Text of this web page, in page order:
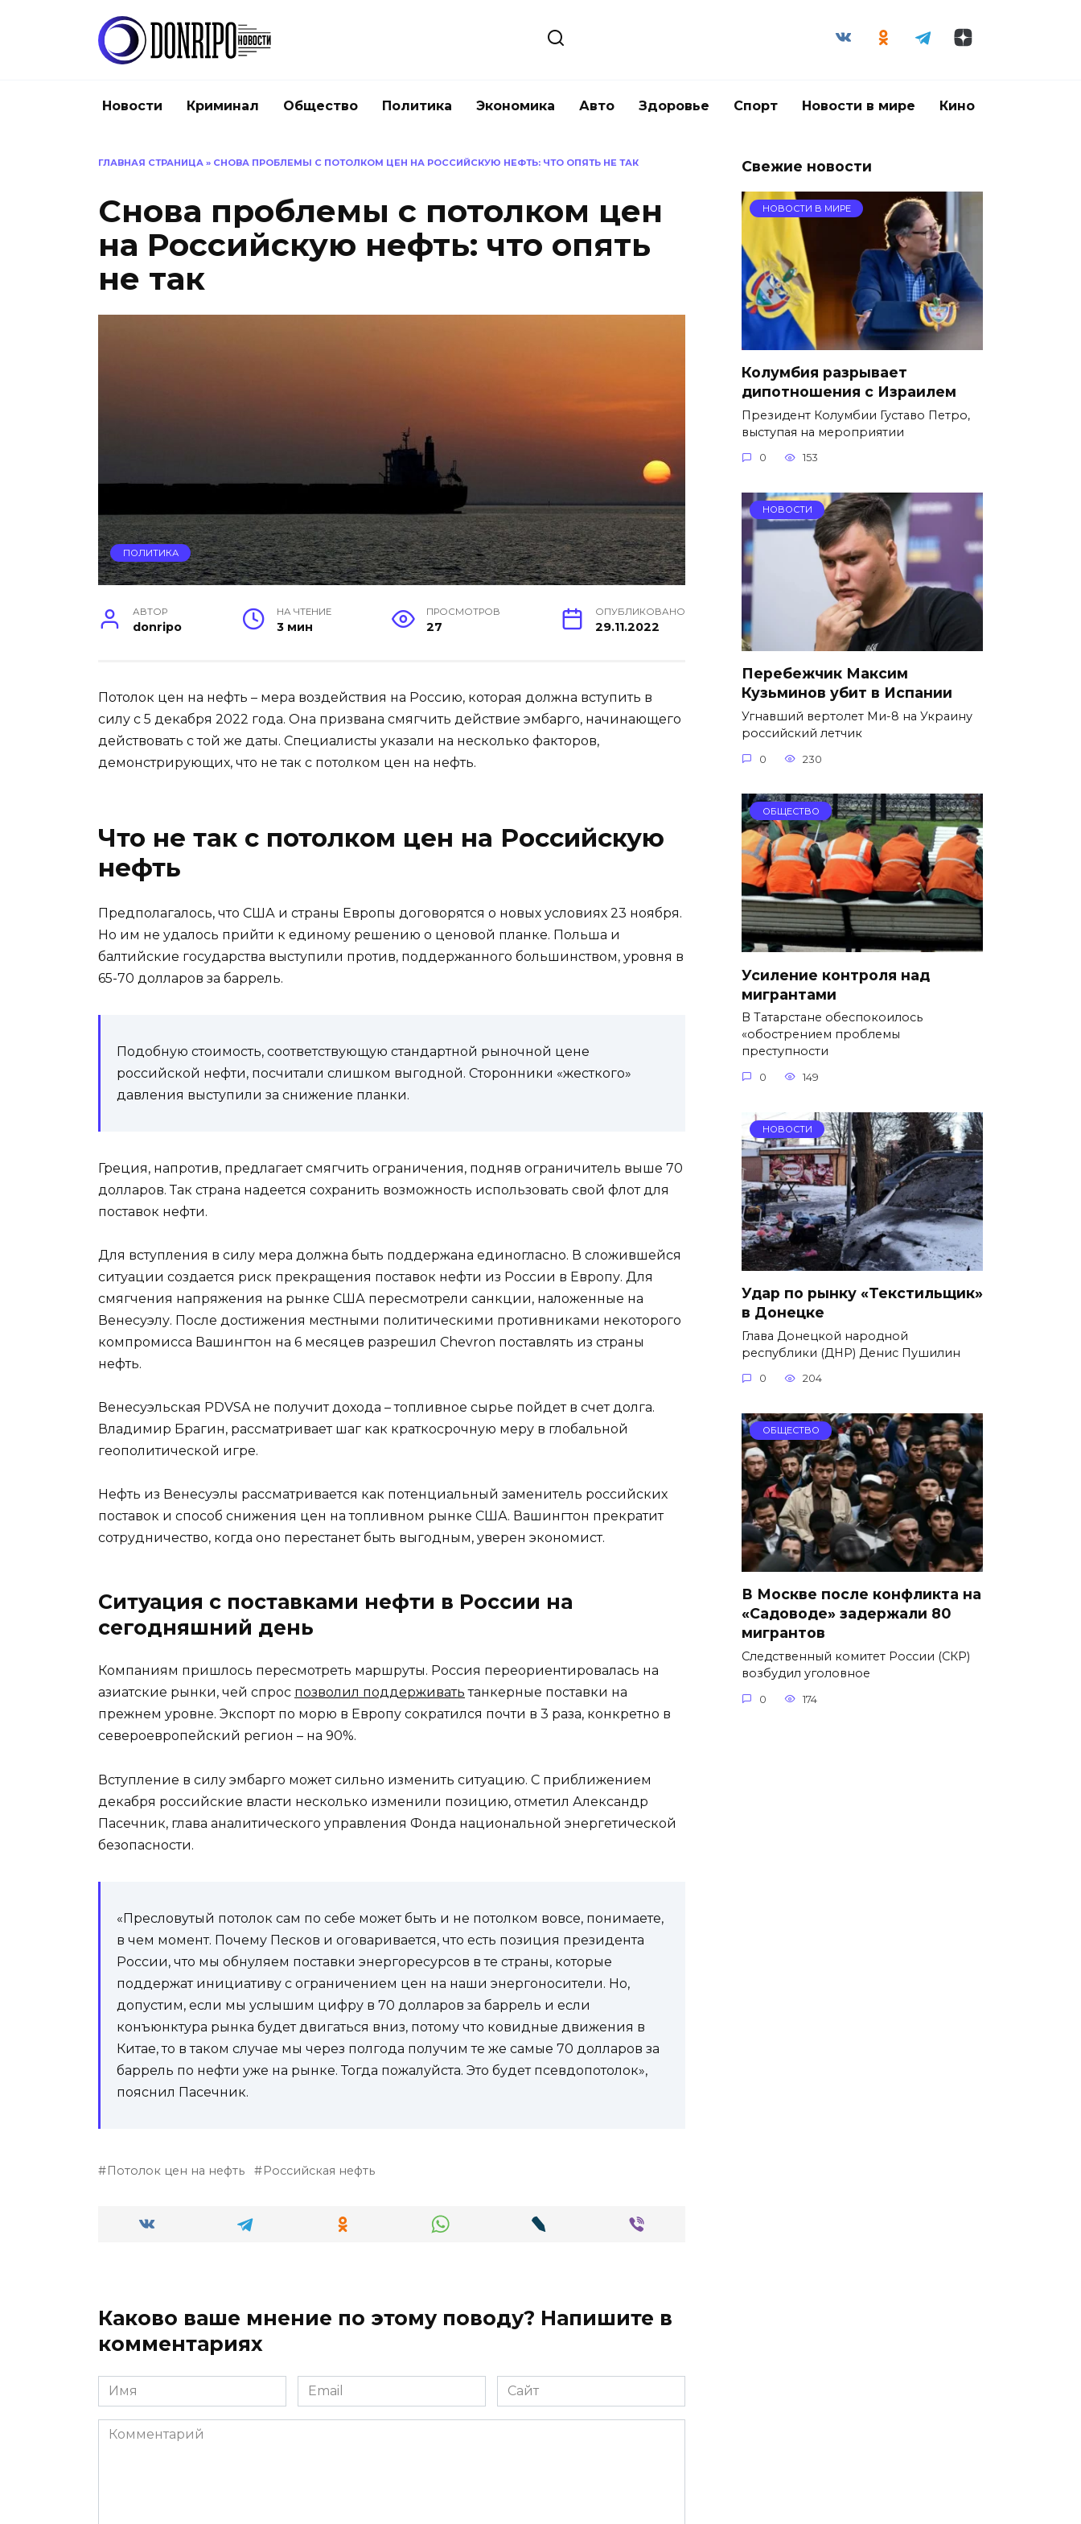
Новости Криминал Общество Политика Экономика Авто Здоровье Спорт Новости в мире Кино
ГЛАВНАЯ СТРАНИЦА » СНОВА ПРОБЛЕМЫ С ПОТОЛКОМ ЦЕН НА РОССИЙСКУЮ НЕФТЬ: ЧТО ОПЯТЬ НЕ ТАК
Снова проблемы с потолком цен
на Российскую нефть: что опять
не так
ПОЛИТИКА
АВТОР
donripo
НА ЧТЕНИЕ
3 мин
ПРОСМОТРОВ
27
ОПУБЛИКОВАНО
29.11.2022
Потолок цен на нефть – мера воздействия на Россию, которая должна вступить в
силу с 5 декабря 2022 года. Она призвана смягчить действие эмбарго, начинающего
действовать с той же даты. Специалисты указали на несколько факторов,
демонстрирующих, что не так с потолком цен на нефть.
Что не так с потолком цен на Российскую
нефть
Предполагалось, что США и страны Европы договорятся о новых условиях 23 ноября.
Но им не удалось прийти к единому решению о ценовой планке. Польша и
балтийские государства выступили против, поддержанного большинством, уровня в
65-70 долларов за баррель.
Подобную стоимость, соответствующую стандартной рыночной цене
российской нефти, посчитали слишком выгодной. Сторонники «жесткого»
давления выступили за снижение планки.
Греция, напротив, предлагает смягчить ограничения, подняв ограничитель выше 70
долларов. Так страна надеется сохранить возможность использовать свой флот для
поставок нефти.
Для вступления в силу мера должна быть поддержана единогласно. В сложившейся
ситуации создается риск прекращения поставок нефти из России в Европу. Для
смягчения напряжения на рынке США пересмотрели санкции, наложенные на
Венесуэлу. После достижения местными политическими противниками некоторого
компромисса Вашингтон на 6 месяцев разрешил Chevron поставлять из страны
нефть.
Венесуэльская PDVSA не получит дохода – топливное сырье пойдет в счет долга.
Владимир Брагин, рассматривает шаг как краткосрочную меру в глобальной
геополитической игре.
Нефть из Венесуэлы рассматривается как потенциальный заменитель российских
поставок и способ снижения цен на топливном рынке США. Вашингтон прекратит
сотрудничество, когда оно перестанет быть выгодным, уверен экономист.
Ситуация с поставками нефти в России на
сегодняшний день
Компаниям пришлось пересмотреть маршруты. Россия переориентировалась на
азиатские рынки, чей спрос позволил поддерживать танкерные поставки на
прежнем уровне. Экспорт по морю в Европу сократился почти в 3 раза, конкретно в
североевропейский регион – на 90%.
Вступление в силу эмбарго может сильно изменить ситуацию. С приближением
декабря российские власти несколько изменили позицию, отметил Александр
Пасечник, глава аналитического управления Фонда национальной энергетической
безопасности.
«Пресловутый потолок сам по себе может быть и не потолком вовсе, понимаете,
в чем момент. Почему Песков и оговаривается, что есть позиция президента
России, что мы обнуляем поставки энергоресурсов в те страны, которые
поддержат инициативу с ограничением цен на наши энергоносители. Но,
допустим, если мы услышим цифру в 70 долларов за баррель и если
конъюнктура рынка будет двигаться вниз, потому что ковидные движения в
Китае, то в таком случае мы через полгода получим те же самые 70 долларов за
баррель по нефти уже на рынке. Тогда пожалуйста. Это будет псевдопотолок»,
пояснил Пасечник.
Потолок цен на нефть Российская нефть
Каково ваше мнение по этому поводу? Напишите в
комментариях
Имя
*
Email
*
Сайт
Комментарий
Свежие новости
НОВОСТИ В МИРЕ
Колумбия разрывает
дипотношения с Израилем
Президент Колумбии Густаво Петро,
выступая на мероприятии
0 153
НОВОСТИ
Перебежчик Максим
Кузьминов убит в Испании
Угнавший вертолет Ми-8 на Украину
российский летчик
0 230
ОБЩЕСТВО
Усиление контроля над
мигрантами
В Татарстане обеспокоилось
«обострением проблемы
преступности
0 149
НОВОСТИ
Удар по рынку «Текстильщик»
в Донецке
Глава Донецкой народной
республики (ДНР) Денис Пушилин
0 204
ОБЩЕСТВО
В Москве после конфликта на
«Садоводе» задержали 80
мигрантов
Следственный комитет России (СКР)
возбудил уголовное
0 174